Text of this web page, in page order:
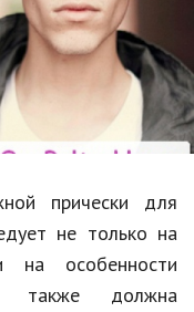
прически для
не только на
на особенности
также должна